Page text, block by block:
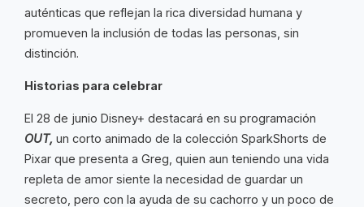
auténticas que reflejan la rica diversidad humana y
promueven la inclusión de todas las personas, sin
distinción.
Historias para celebrar
El 28 de junio Disney+ destacará en su programación
OUT, un corto animado de la colección SparkShorts de
Pixar que presenta a Greg, quien aun teniendo una vida
repleta de amor siente la necesidad de guardar un
secreto, pero con la ayuda de su cachorro y un poco de